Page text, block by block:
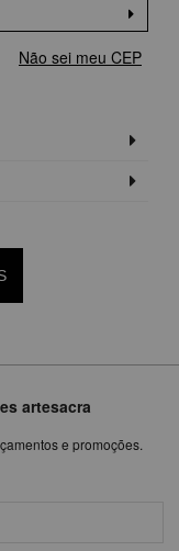
Não sei meu CEP
artesacra
e promoções.